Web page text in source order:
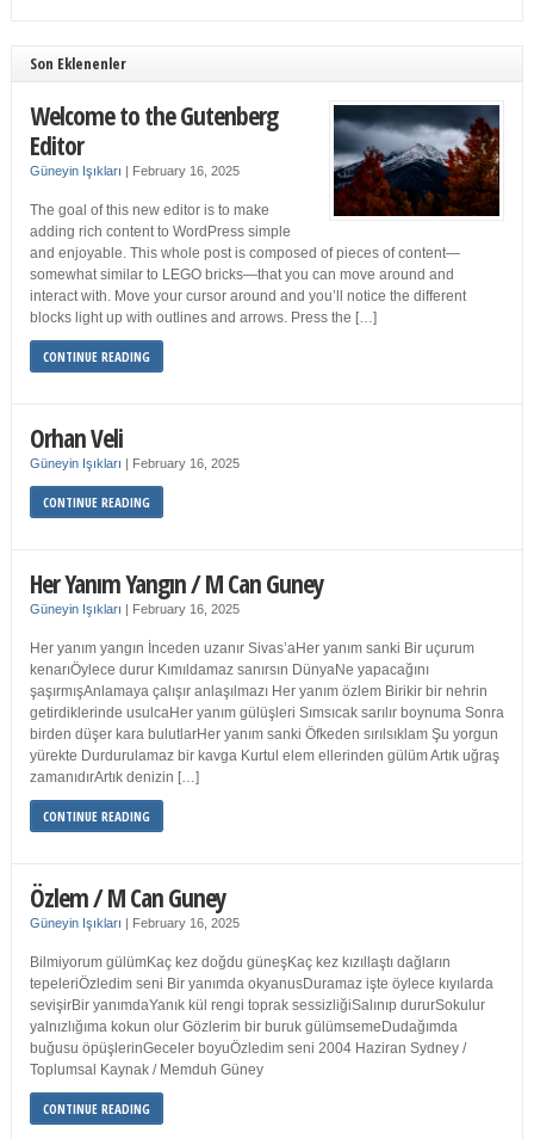
Son Eklenenler
Welcome to the Gutenberg
Editor
Güneyin Işıkları | February 16, 2025
The goal of this new editor is to make
adding rich content to WordPress simple
and enjoyable. This whole post is composed of pieces of content—
somewhat similar to LEGO bricks—that you can move around and
interact with. Move your cursor around and you’ll notice the different
blocks light up with outlines and arrows. Press the […]
CONTINUE READING
Orhan Veli
Güneyin Işıkları | February 16, 2025
CONTINUE READING
Her Yanım Yangın / M Can Guney
Güneyin Işıkları | February 16, 2025
Her yanım yangın İnceden uzanır Sivas’aHer yanım sanki Bir uçurum
kenarıÖylece durur Kımıldamaz sanırsın DünyaNe yapacağını
şaşırmışAnlamaya çalışır anlaşılmazı Her yanım özlem Birikir bir nehrin
getirdiklerinde usulcaHer yanım gülüşleri Sımsıcak sarılır boynuma Sonra
birden düşer kara bulutlarHer yanım sanki Öfkeden sırılsıklam Şu yorgun
yürekte Durdurulamaz bir kavga Kurtul elem ellerinden gülüm Artık uğraş
zamanıdırArtık denizin […]
CONTINUE READING
Özlem / M Can Guney
Güneyin Işıkları | February 16, 2025
Bilmiyorum gülümKaç kez doğdu güneşKaç kez kızıllaştı dağların
tepeleriÖzledim seni Bir yanımda okyanusDuramaz işte öylece kıyılarda
sevişirBir yanımdaYanık kül rengi toprak sessizliğiSalınıp dururSokulur
yalnızlığıma kokun olur Gözlerim bir buruk gülümsemeDudağımda
buğusu öpüşlerinGeceler boyuÖzledim seni 2004 Haziran Sydney /
Toplumsal Kaynak / Memduh Güney
CONTINUE READING